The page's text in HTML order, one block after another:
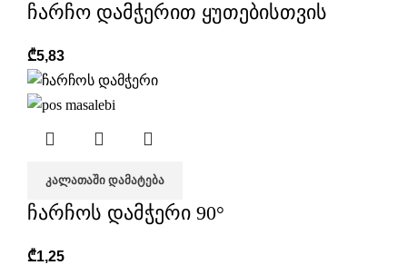
ჩარჩო დამჭერით ყუთებისთვის
₾5,83
ᲙᲐᲚᲐᲗᲐᲨᲘ ᲓᲐᲛᲐᲢᲔᲑᲐ
ჩარჩოს დამჭერი 90°
₾1,25